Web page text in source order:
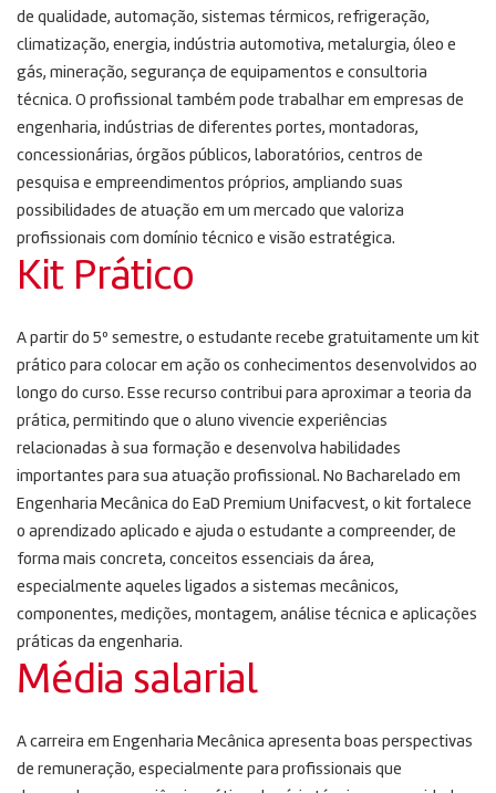
de qualidade, automação, sistemas térmicos, refrigeração,
climatização, energia, indústria automotiva, metalurgia, óleo e
gás, mineração, segurança de equipamentos e consultoria
técnica. O profissional também pode trabalhar em empresas de
engenharia, indústrias de diferentes portes, montadoras,
concessionárias, órgãos públicos, laboratórios, centros de
pesquisa e empreendimentos próprios, ampliando suas
possibilidades de atuação em um mercado que valoriza
profissionais com domínio técnico e visão estratégica.
Kit Prático
A partir do 5º semestre, o estudante recebe gratuitamente um kit
prático para colocar em ação os conhecimentos desenvolvidos ao
longo do curso. Esse recurso contribui para aproximar a teoria da
prática, permitindo que o aluno vivencie experiências
relacionadas à sua formação e desenvolva habilidades
importantes para sua atuação profissional. No Bacharelado em
Engenharia Mecânica do EaD Premium Unifacvest, o kit fortalece
o aprendizado aplicado e ajuda o estudante a compreender, de
forma mais concreta, conceitos essenciais da área,
especialmente aqueles ligados a sistemas mecânicos,
componentes, medições, montagem, análise técnica e aplicações
práticas da engenharia.
Média salarial
A carreira em Engenharia Mecânica apresenta boas perspectivas
de remuneração, especialmente para profissionais que